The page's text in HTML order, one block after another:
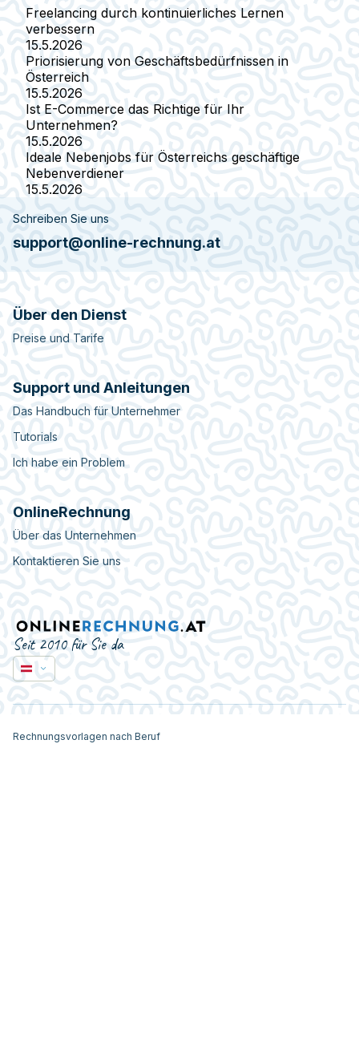
Freelancing durch kontinuierliches Lernen
verbessern
15.5.2026
Priorisierung von Geschäftsbedürfnissen in
Österreich
15.5.2026
Ist E-Commerce das Richtige für Ihr
Unternehmen?
15.5.2026
Ideale Nebenjobs für Österreichs geschäftige
Nebenverdiener
15.5.2026
Schreiben Sie uns
support@online-rechnung.at
Über den Dienst
Preise und Tarife
Support und Anleitungen
Das Handbuch für Unternehmer
Tutorials
Ich habe ein Problem
OnlineRechnung
Über das Unternehmen
Kontaktieren Sie uns
Seit 2010 für Sie da
Rechnungsvorlagen nach Beruf